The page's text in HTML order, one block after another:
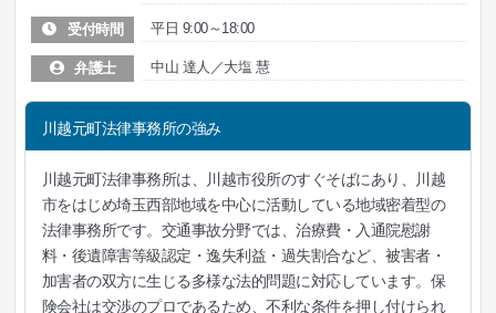
受付時間 平日 9:00～18:00
弁護士 中山 達人／大塩 慧
川越元町法律事務所の強み
川越元町法律事務所は、川越市役所のすぐそばにあり、川越
市をはじめ埼玉西部地域を中心に活動している地域密着型の
法律事務所です。交通事故分野では、治療費・入通院慰謝
料・後遺障害等級認定・逸失利益・過失割合など、被害者・
加害者の双方に生じる多様な法的問題に対応しています。保
険会社は交渉のプロであるため、不利な条件を押し付けられ